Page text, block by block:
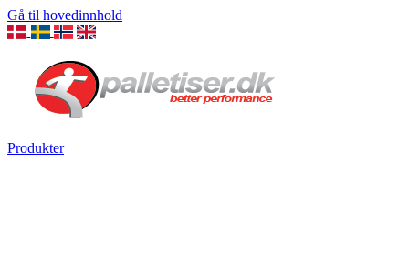
Gå til hovedinnhold
Produkter